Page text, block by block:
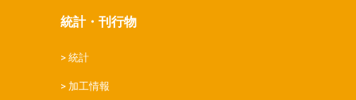
統計・刊行物
統計
加工情報